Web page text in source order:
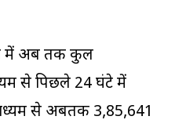
में अब तक कुल
से पिछले 24 घंटे में
से अबतक 3,85,641